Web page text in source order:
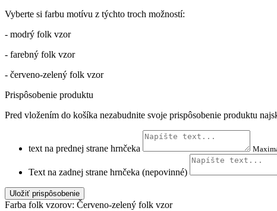
Vyberte si farbu motívu z týchto troch možností:
- modrý folk vzor
- farebný folk vzor
- červeno-zelený folk vzor
Prispôsobenie produktu
Pred vložením do košíka nezabudnite svoje prispôsobenie produktu
text na prednej strane hrnčeka
Text na zadnej strane hrnčeka (nepovinné)
Uložiť prispôsobenie
Farba folk vzorov: Červeno-zelený folk vzor